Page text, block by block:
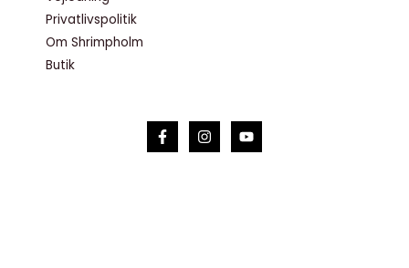
Privatlivspolitik
Om Shrimpholm
Butik